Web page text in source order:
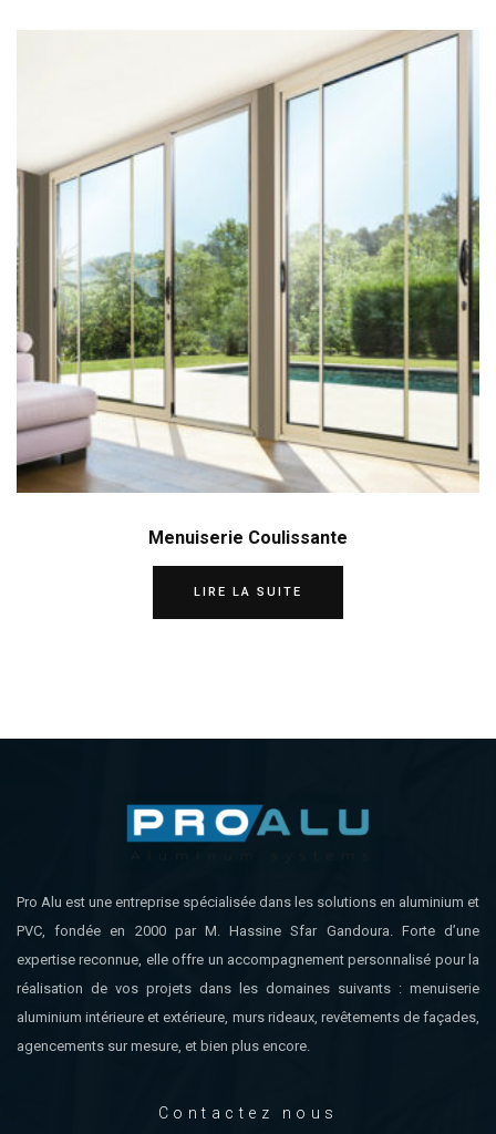
Menuiserie Coulissante
LIRE LA SUITE
Pro Alu est une entreprise spécialisée dans les solutions en aluminium et
PVC, fondée en 2000 par M. Hassine Sfar Gandoura. Forte d’une
expertise reconnue, elle offre un accompagnement personnalisé pour la
réalisation de vos projets dans les domaines suivants : menuiserie
aluminium intérieure et extérieure, murs rideaux, revêtements de façades,
agencements sur mesure, et bien plus encore.
Contactez nous